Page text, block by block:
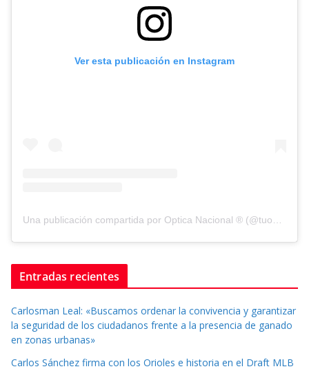
Ver esta publicación en Instagram
Una publicación compartida por Optica Nacional ® (@tuopticanacional)
Entradas recientes
Carlosman Leal: «Buscamos ordenar la convivencia y garantizar
la seguridad de los ciudadanos frente a la presencia de ganado
en zonas urbanas»
Carlos Sánchez firma con los Orioles e historia en el Draft MLB